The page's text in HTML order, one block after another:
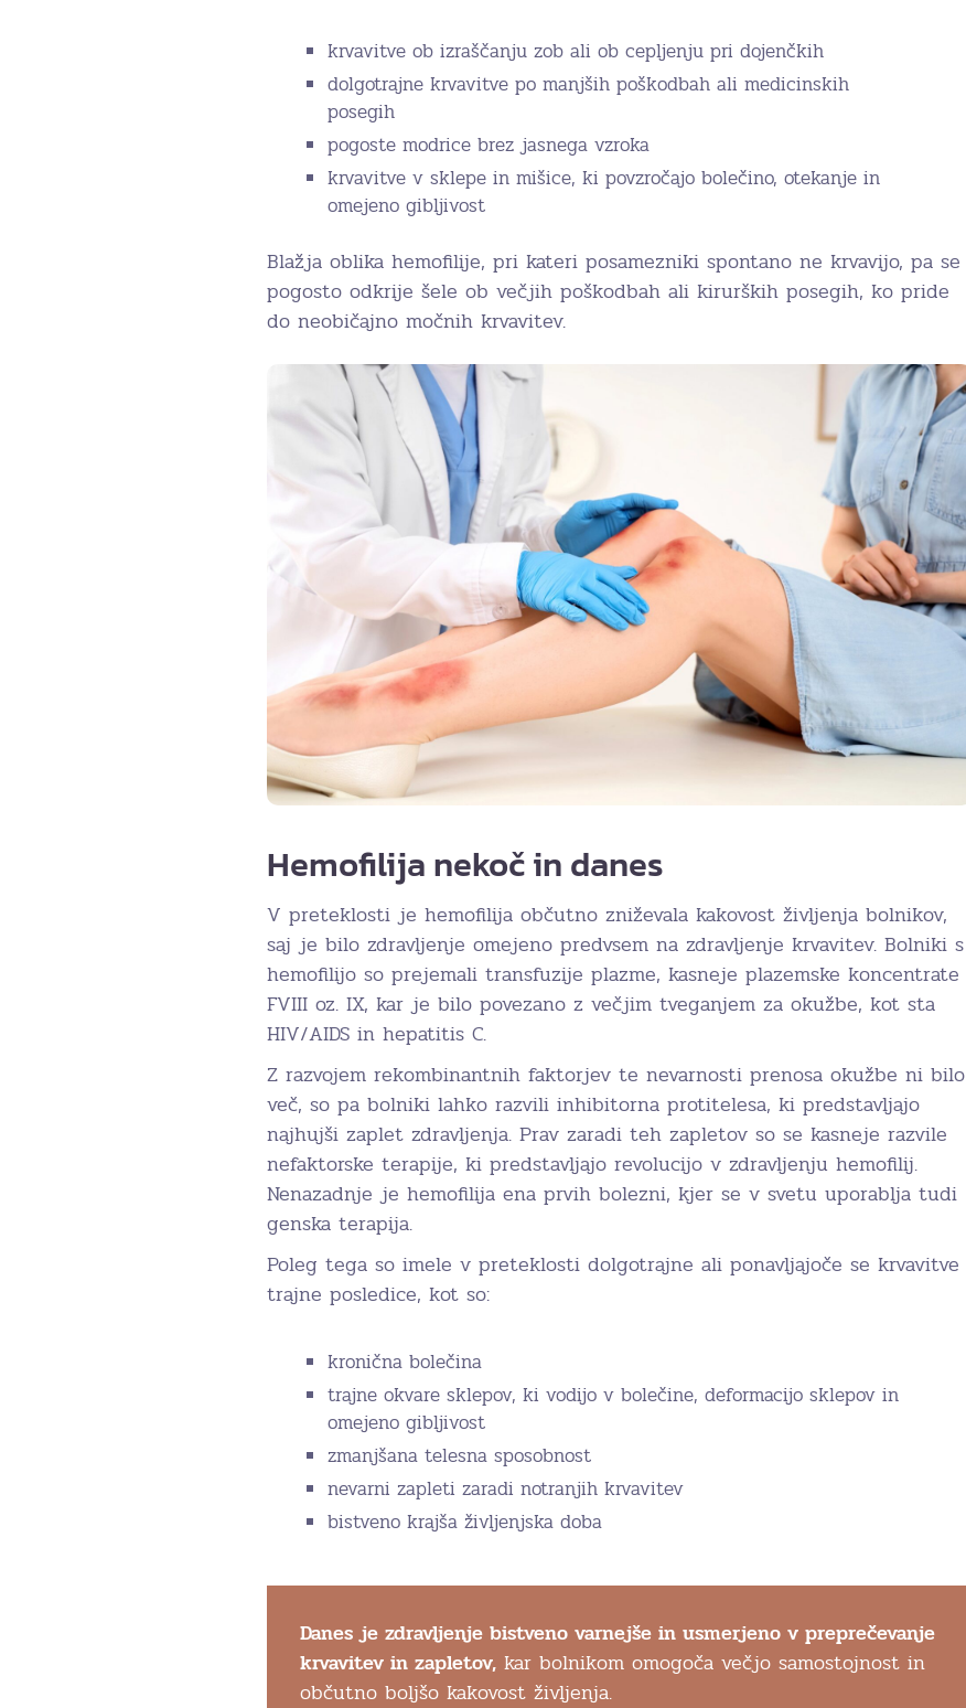
krvavitve ob izraščanju zob ali ob cepljenju pri dojenčkih
dolgotrajne krvavitve po manjših poškodbah ali medicinskih
posegih
pogoste modrice brez jasnega vzroka
krvavitve v sklepe in mišice, ki povzročajo bolečino, otekanje in
omejeno gibljivost
Blažja oblika hemofilije, pri kateri posamezniki spontano ne krvavijo, pa se
pogosto odkrije šele ob večjih poškodbah ali kirurških posegih, ko pride
do neobičajno močnih krvavitev.
Hemofilija nekoč in danes
V preteklosti je hemofilija občutno zniževala kakovost življenja bolnikov,
saj je bilo zdravljenje omejeno predvsem na zdravljenje krvavitev. Bolniki s
hemofilijo so prejemali transfuzije plazme, kasneje plazemske koncentrate
FVIII oz. IX, kar je bilo povezano z večjim tveganjem za okužbe, kot sta
HIV/AIDS in hepatitis C.
Z razvojem rekombinantnih faktorjev te nevarnosti prenosa okužbe ni bilo
več, so pa bolniki lahko razvili inhibitorna protitelesa, ki predstavljajo
najhujši zaplet zdravljenja. Prav zaradi teh zapletov so se kasneje razvile
nefaktorske terapije, ki predstavljajo revolucijo v zdravljenju hemofilij.
Nenazadnje je hemofilija ena prvih bolezni, kjer se v svetu uporablja tudi
genska terapija.
Poleg tega so imele v preteklosti dolgotrajne ali ponavljajoče se krvavitve
trajne posledice, kot so:
kronična bolečina
trajne okvare sklepov, ki vodijo v bolečine, deformacijo sklepov in
omejeno gibljivost
zmanjšana telesna sposobnost
nevarni zapleti zaradi notranjih krvavitev
bistveno krajša življenjska doba
Danes je zdravljenje bistveno varnejše in usmerjeno v preprečevanje
krvavitev in zapletov, kar bolnikom omogoča večjo samostojnost in
občutno boljšo kakovost življenja.